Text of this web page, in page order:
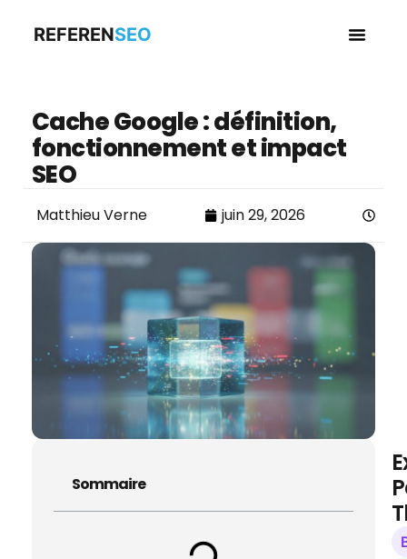
REFERENSEO
Cache Google : définition,
fonctionnement et impact
SEO
Matthieu Verne juin 29, 2026
Sommaire